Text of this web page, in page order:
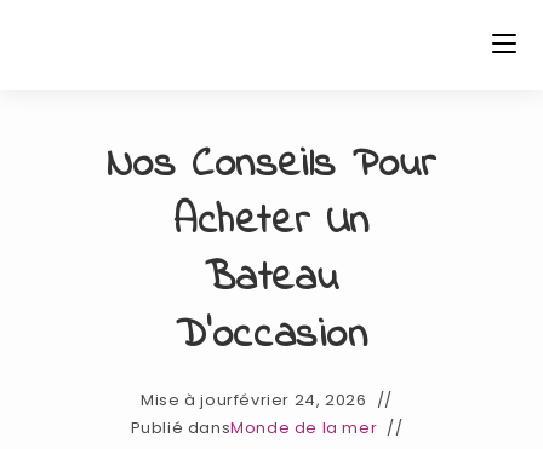
Nos Conseils Pour
Acheter Un
Bateau
D’occasion
Mise à jourfévrier 24, 2026
Publié dansMonde de la mer